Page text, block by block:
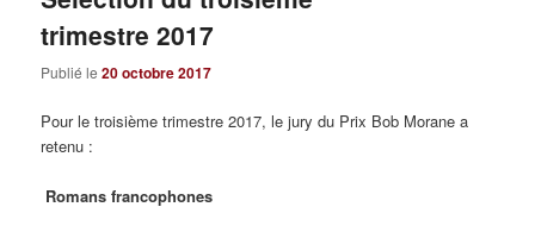
trimestre 2017
Publié le20 octobre 2017
Pour le troisième trimestre 2017, le jury du Prix Bob Morane a
retenu :
Romans francophones